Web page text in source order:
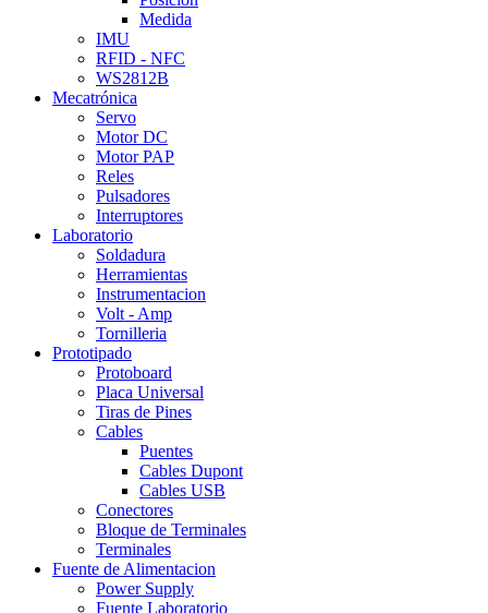
Medida
IMU
RFID - NFC
WS2812B
Mecatrónica
Servo
Motor DC
Motor PAP
Reles
Pulsadores
Interruptores
Laboratorio
Soldadura
Herramientas
Instrumentacion
Volt - Amp
Tornilleria
Prototipado
Protoboard
Placa Universal
Tiras de Pines
Cables
Puentes
Cables Dupont
Cables USB
Conectores
Bloque de Terminales
Terminales
Fuente de Alimentacion
Power Supply
Fuente Laboratorio